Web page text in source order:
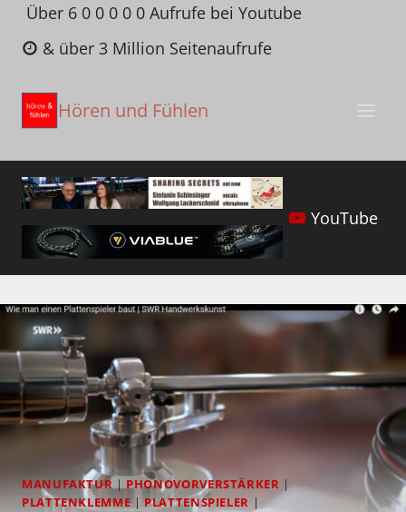
Zum
Inhalt
springen
Über 6 0 0 0 0 0 Aufrufe bei Youtube
& über 3 Million Seitenaufrufe
Hören und Fühlen
YouTube
MANUFAKTUR|PHONOVORVERSTÄRKER |
PLATTENKLEMME|PLATTENSPIELER |